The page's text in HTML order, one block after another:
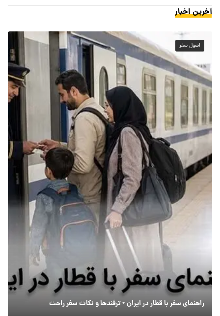
آخرین اخبار
اصول سفر
راهنمای سفر با قطار در ایران + ترفندها و نکات سفر راحت